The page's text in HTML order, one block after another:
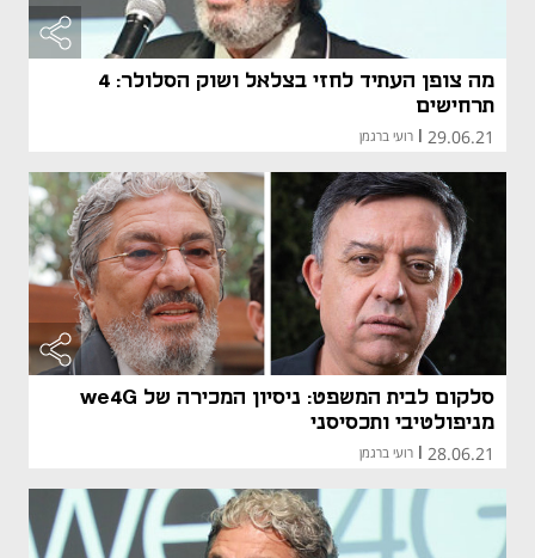
מה צופן העתיד לחזי בצלאל ושוק הסלולר: 4
תרחישים
29.06.21 רועי ברגמן
סלקום לבית המשפט: ניסיון המכירה של we4G
מניפולטיבי ותכסיסני
28.06.21 רועי ברגמן